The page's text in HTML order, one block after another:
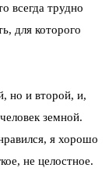
всегда трудно
для которого
но и второй, и,
земной.
я хорошо
не целостное.